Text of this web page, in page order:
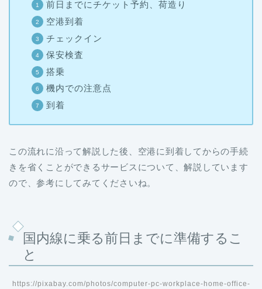
前日までにチケット予約、荷造り
空港到着
チェックイン
保安検査
搭乗
機内での注意点
到着
この流れに沿って解説した後、空港に到着してからの手続
きを省くことができるサービスについて、解説しています
ので、参考にしてみてくださいね。
国内線に乗る前日までに準備するこ
と
https://pixabay.com/photos/computer-pc-workplace-home-office-